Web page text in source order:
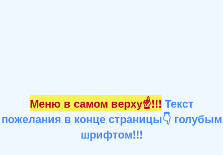
Меню в самом верху☝!!! Текст
пожелания в конце страницы👇 голубым
шрифтом!!!